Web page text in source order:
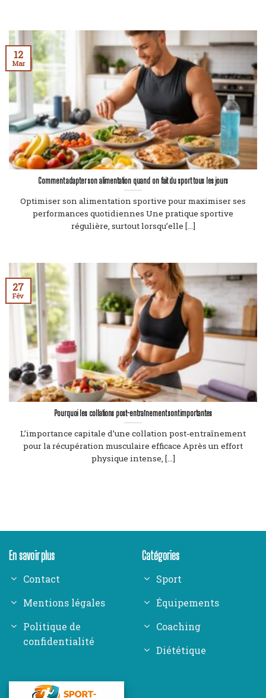
Comment adapter son alimentation quand on fait du sport tous les jours
Optimiser son alimentation sportive pour maximiser ses
performances quotidiennes Une pratique sportive
régulière, surtout lorsqu’elle [...]
12
Mar
Pourquoi les collations post-entraînement sont importantes
L’importance capitale d’une collation post-entraînement
pour la récupération musculaire efficace Après un effort
physique intense, [...]
27
Fév
En savoir plus
Contact
Mentions légales
Politique de
confidentialité
Catégories
Sport
Équipements
Coaching
Diététique